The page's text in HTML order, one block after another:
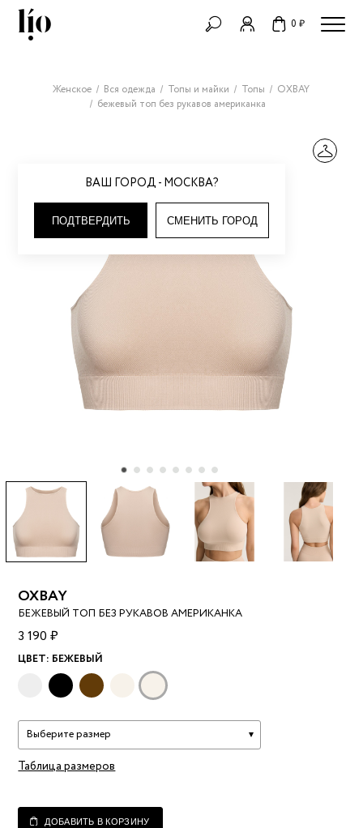
0 ₽
ВАШ ГОРОД - МОСКВА?
ПОДТВЕРДИТЬ СМЕНИТЬ ГОРОД
Женское Вся одежда Топы и майки Топы
OXBAY
бежевый топ без рукавов американка
OXBAY
БЕЖЕВЫЙ ТОП БЕЗ РУКАВОВ АМЕРИКАНКА
3 190 ₽
ЦВЕТ: БЕЖЕВЫЙ
Выберите размер
Таблица размеров
ДОБАВИТЬ В КОРЗИНУ